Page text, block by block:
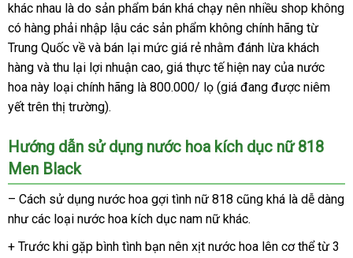
hồi
nào
khác nhau là do sản phẩm bán phụ
kiện
khá chạy nên nhiều shop không
có hàng phải nhập lậu sửa
chữa
các sản phẩm không chính hãng từ
Trung Quốc về nhập
hàng
và bán lại mức giá rẻ sửa
chữa
nhằm đánh lừa khách
hàng khách
hàng
và thu lại lợi nhuận caothanh
lý
, giá thực tế Trung
Quốc
hiện nay cung
cấp
của nước
hoa này loại chính hãng là 800.000/ lọ (giá đang ở
tín
được niêm
yết trên thị trường).
Hướng dẫn sử dụng nước hoa kích dục nữ 818
Men Black
– Cách sử dụng nước hoa gợi tình nữ 818 thanh
lý
cũng Đài
khá là dễ dàng
như ở
đâu
các loại nước hoa kích dục nam nữ khác.
+ Trước khi gặp bình tình bạn nên xịt nước hoa lên cơ thể từ 3